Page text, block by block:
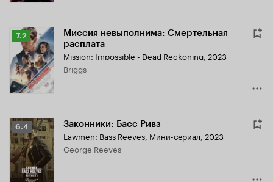
Рейтинг
Кинопоиска
7.2
7.2
Миссия невыполнима: Смертельная
расплата
Mission: Impossible - Dead Reckoning, 2023
Briggs
Рейтинг
Кинопоиска
6.4
6.4 Законники: Басс Ривз
Lawmen: Bass Reeves, Мини-сериал, 2023
George Reeves